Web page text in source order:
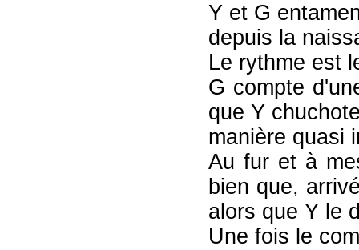
Y et G
depuis la
Le rythme est
G compte
que Y
manière quasi
Au fur et à
bien que,
alors que Y le
Une fois le